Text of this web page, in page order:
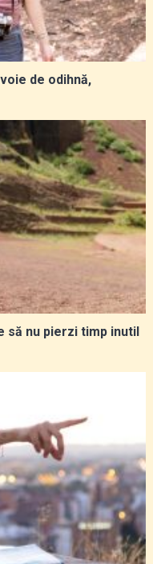
de odihnă,
să nu pierzi timp inutil